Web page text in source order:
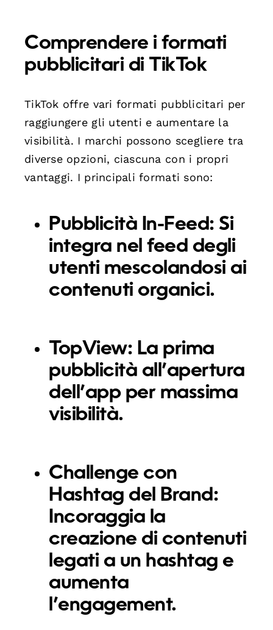
Comprendere i formati
pubblicitari di TikTok
TikTok offre vari formati pubblicitari per
raggiungere gli utenti e aumentare la
visibilità. I marchi possono scegliere tra
diverse opzioni, ciascuna con i propri
vantaggi. I principali formati sono:
Pubblicità In-Feed: Si
integra nel feed degli
utenti mescolandosi ai
contenuti organici.
TopView: La prima
pubblicità all’apertura
dell’app per massima
visibilità.
Challenge con
Hashtag del Brand:
Incoraggia la
creazione di contenuti
legati a un hashtag e
aumenta
l’engagement.